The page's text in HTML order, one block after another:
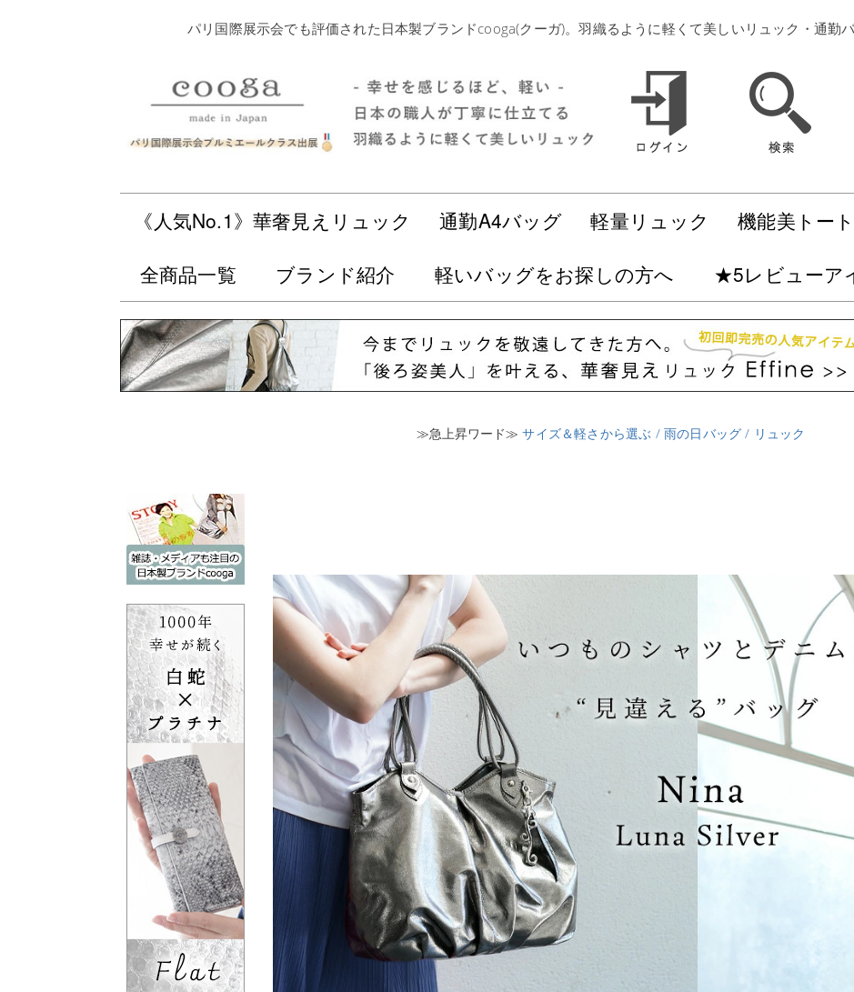
パリ国際展示会でも評価された日本製ブランドcooga(クーガ)。羽織るように軽くて美しいリュック・通勤
《人気No.1》華奢見えリュック 通勤A4バッグ 軽量リュック 機能美トート
全商品一覧
ブランド紹介 軽いバッグをお探しの方へ ★5レビューア
≫急上昇ワード≫サイズ＆軽さから選ぶ / 雨の日バッグ / リュック